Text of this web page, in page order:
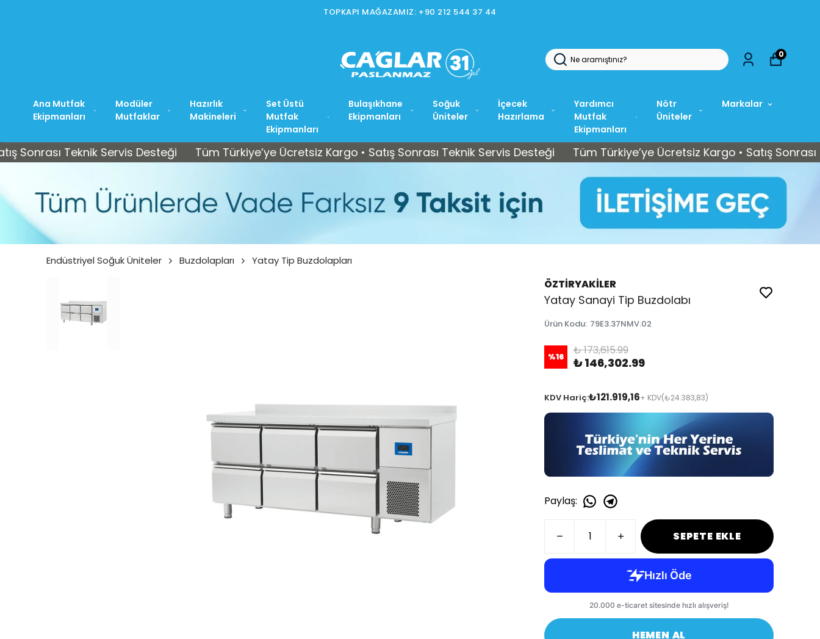
Ana Mutfak
Ekipmanları
Modüler
Mutfaklar
Hazırlık
Makineleri
Set Üstü
Mutfak
Ekipmanları
Bulaşıkhane
Ekipmanları
Soğuk
Üniteler
İçecek
Hazırlama
Yardımcı
Mutfak
Ekipmanları
Nötr
Üniteler
Markalar
0
Teknik Servis Desteği Tüm Türkiye’ye Ücretsiz Kargo • Satış Sonrası Teknik Servis Desteği Tüm Türkiye’ye Ücretsiz Kargo • Satış Sonrası Teknik
Endüstriyel Soğuk Üniteler Buzdolapları Yatay Tip Buzdolapları
ÖZTİRYAKİLER
Yatay Sanayi Tip Buzdolabı
Ürün Kodu: 79E3.37NMV.02
%16 ₺ 173,615.99
₺ 146,302.99
KDV Hariç:₺121.919,16+ KDV(₺24.383,83)
Paylaş:
SEPETE EKLE
HEMEN AL